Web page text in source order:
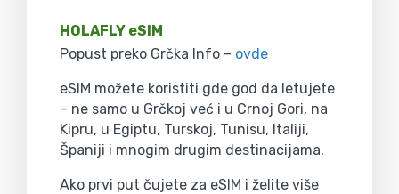
HOLAFLY eSIM
Popust preko Grčka Info – ovde
eSIM možete koristiti gde god da letujete
– ne samo u Grčkoj već i u Crnoj Gori, na
Kipru, u Egiptu, Turskoj, Tunisu, Italiji,
Španiji i mnogim drugim destinacijama.
Ako prvi put čujete za eSIM i želite više